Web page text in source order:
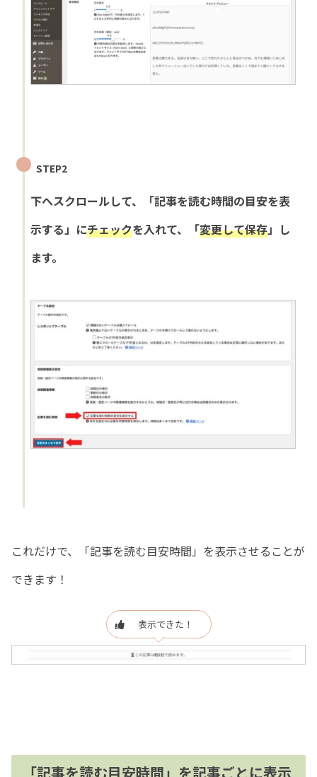
STEP2
下へスクロールして、「記事を読む時間の目安を表
示する」にチェックを入れて、「変更して保存」し
ます。
これだけで、「記事を読む目安時間」を表示させることが
できます！
表示できた！
「記事を読む目安時間」を記事ごとに表示